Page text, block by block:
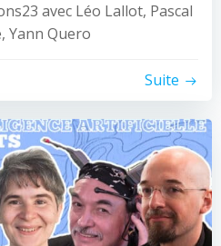
avec Léo Lallot, Pascal
Yann Quero
Suite